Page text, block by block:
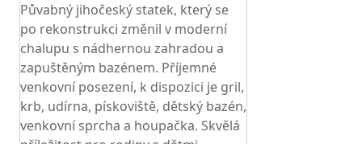
Půvabný jihočeský statek, který se
po rekonstrukci změnil v moderní
chalupu s nádhernou zahradou a
zapuštěným bazénem. Příjemné
venkovní posezení, k dispozici je gril,
krb, udírna, pískoviště, dětský bazén,
venkovní sprcha a houpačka. Skvělá